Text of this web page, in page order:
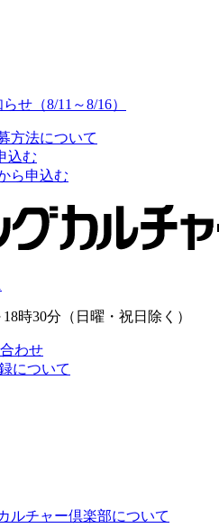
せ（8/11～8/16）
方法について
込む
ら申込む
時30分（日曜・祝日除く）
わせ
について
ルチャー倶楽部について